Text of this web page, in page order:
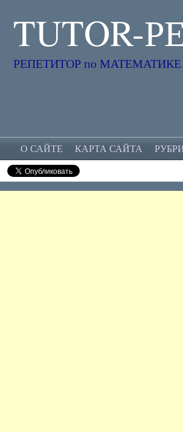
TUTOR-
РЕПЕТИТОР по МАТЕМАТИКЕ
О САЙТЕ КАРТА САЙТА